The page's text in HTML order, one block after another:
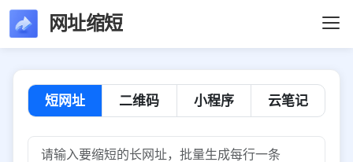
网址缩短
短网址 二维码 小程序 云笔记